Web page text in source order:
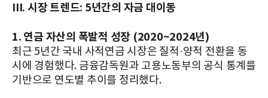
III. 시장 트렌드: 5년간의 자금 대이동
1. 연금 자산의 폭발적 성장 (2020~2024년)
최근 5년간 국내 사적연금 시장은 질적·양적 전환을 동
시에 경험했다. 금융감독원과 고용노동부의 공식 통계를
기반으로 연도별 추이를 정리했다.